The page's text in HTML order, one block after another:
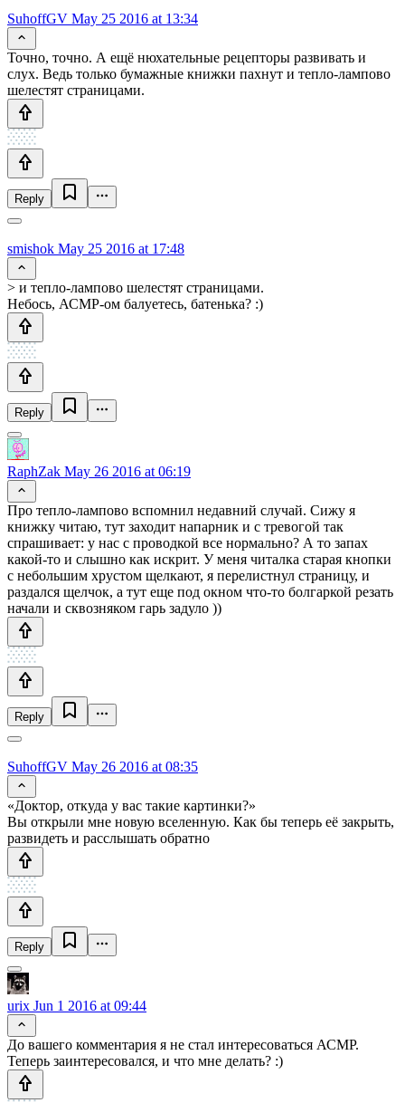
SuhoffGV May 25 2016 at 13:34
Точно, точно. А ещё нюхательные рецепторы развивать и
слух. Ведь только бумажные книжки пахнут и тепло-лампово
шелестят страницами.
Reply
smishok May 25 2016 at 17:48
> и тепло-лампово шелестят страницами.
Небось, АСМР-ом балуетесь, батенька? :)
Reply
RaphZak May 26 2016 at 06:19
Про тепло-лампово вспомнил недавний случай. Сижу я
книжку читаю, тут заходит напарник и с тревогой так
спрашивает: у нас с проводкой все нормально? А то запах
какой-то и слышно как искрит. У меня читалка старая кнопки
с небольшим хрустом щелкают, я перелистнул страницу, и
раздался щелчок, а тут еще под окном что-то болгаркой резать
начали и сквозняком гарь задуло ))
Reply
SuhoffGV May 26 2016 at 08:35
«Доктор, откуда у вас такие картинки?»
Вы открыли мне новую вселенную. Как бы теперь её закрыть,
развидеть и расслышать обратно
Reply
urix Jun 1 2016 at 09:44
До вашего комментария я не стал интересоваться АСМР.
Теперь заинтересовался, и что мне делать? :)